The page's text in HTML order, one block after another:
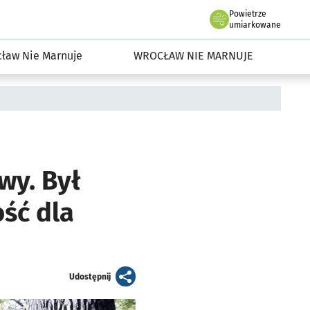
Powietrze
we Wrocławiu
umiarkowane
Nie Marnuje WROCŁAW NIE MARNUJE
Był
dla
Udostępnijartykuł